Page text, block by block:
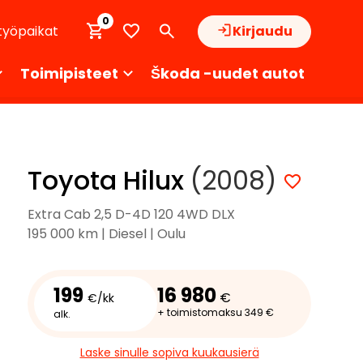
Kirjaudu
0
Toimipisteet Škoda -uudet autot
Toyota Hilux (2008)
Extra Cab 2,5 D-4D 120 4WD DLX
195 000 km | Diesel | Oulu
199 €/kk
alk.
16 980 €
+ toimistomaksu 349 €
Laske sinulle sopiva kuukausierä